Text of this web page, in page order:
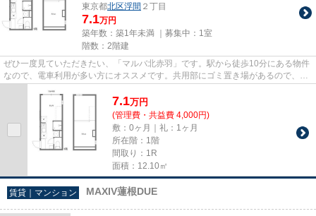
東京都北区浮間 ２丁目
7.1万円
築年数：築1年未満 ｜募集中： 1室
階数：2階建
ぜひ一度見ていただきたい、「マルバ北赤羽」です。駅から徒歩10分にある物件
なので、電車利用が多い方にオススメです。共用部にゴミ置き場があるので、外
7.1万円
(管理費・共益費 4,000円)
敷：0ヶ月｜礼：1ヶ月
所在階：1階
間取り：1R
面積：12.10㎡
賃貸｜マンション MAXIV蓮根DUE